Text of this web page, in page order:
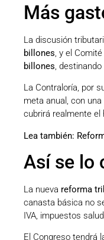
Más
La discusión
billones, y el
billones,
La Contraloría, por
meta anual, con
cubrirá realmente
Lea también:
Así se lo
La nueva reforma
canasta básica no
IVA, impuestos
El Congreso tendrá